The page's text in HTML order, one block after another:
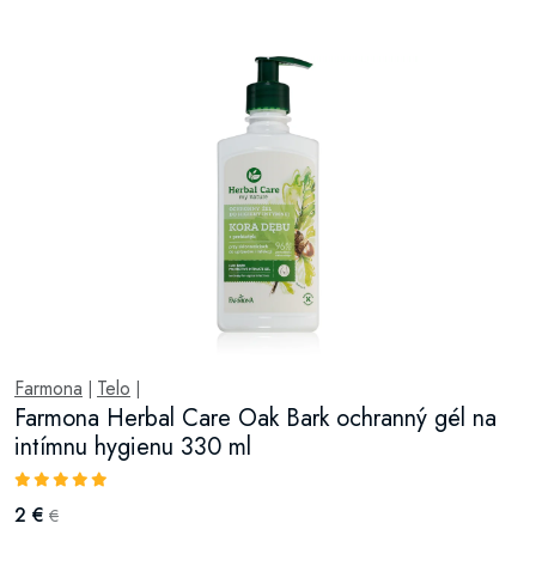
Farmona Telo
Farmona Herbal Care Oak Bark ochranný gél na
intímnu hygienu 330 ml
2 € €